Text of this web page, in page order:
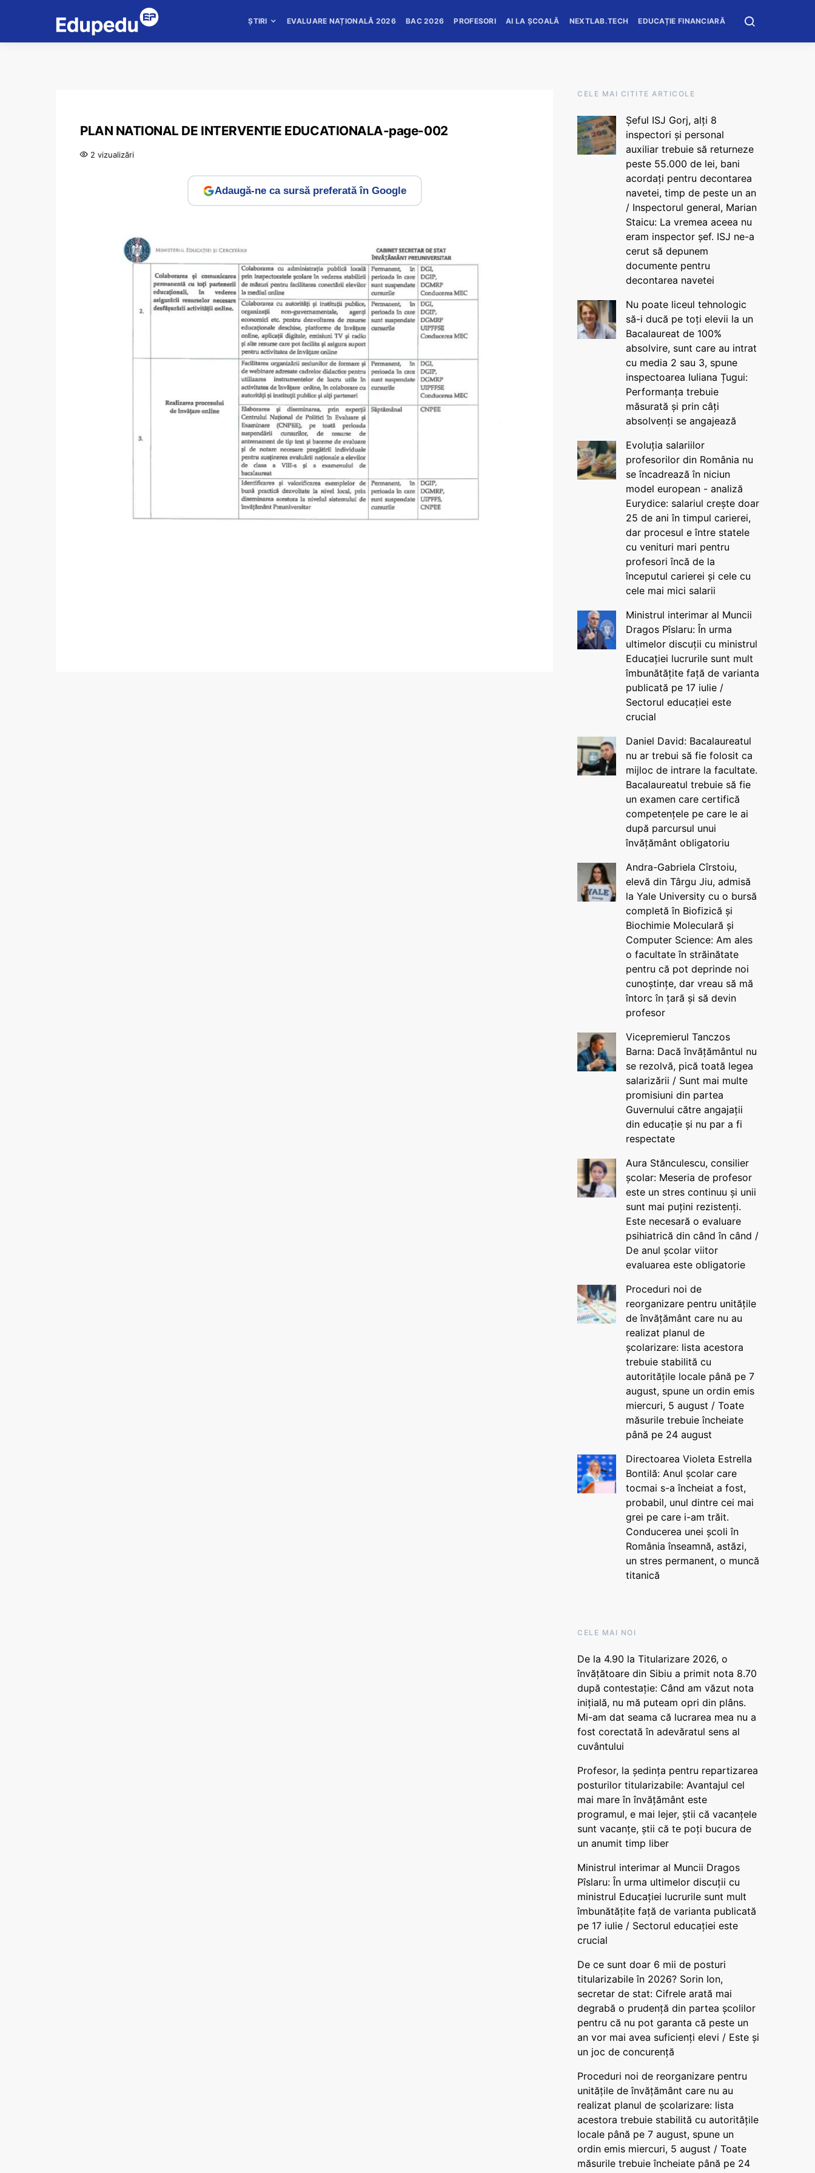
ȘTIRI EVALUARE NAȚIONALĂ 2026 BAC 2026 PROFESORI AI LA ȘCOALĂ NEXTLAB.TECH EDUCAȚIE FINANCIARĂ
PLAN NATIONAL DE INTERVENTIE EDUCATIONALA-page-002
2 vizualizări
Adaugă-ne ca sursă preferată în Google
CELE MAI CITITE ARTICOLE
Șeful ISJ Gorj, alți 8
inspectori și personal
auxiliar trebuie să returneze
peste 55.000 de lei, bani
acordați pentru decontarea
navetei, timp de peste un an
/ Inspectorul general, Marian
Staicu: La vremea aceea nu
eram inspector șef. ISJ ne-a
cerut să depunem
documente pentru
decontarea navetei
Nu poate liceul tehnologic
să-i ducă pe toți elevii la un
Bacalaureat de 100%
absolvire, sunt care au intrat
cu media 2 sau 3, spune
inspectoarea Iuliana Țugui:
Performanța trebuie
măsurată și prin câți
absolvenți se angajează
Evoluția salariilor
profesorilor din România nu
se încadrează în niciun
model european - analiză
Eurydice: salariul crește doar
25 de ani în timpul carierei,
dar procesul e între statele
cu venituri mari pentru
profesori încă de la
începutul carierei și cele cu
cele mai mici salarii
Ministrul interimar al Muncii
Dragos Pîslaru: În urma
ultimelor discuții cu ministrul
Educației lucrurile sunt mult
îmbunătățite față de varianta
publicată pe 17 iulie /
Sectorul educației este
crucial
Daniel David: Bacalaureatul
nu ar trebui să fie folosit ca
mijloc de intrare la facultate.
Bacalaureatul trebuie să fie
un examen care certifică
competențele pe care le ai
după parcursul unui
învățământ obligatoriu
Andra-Gabriela Cîrstoiu,
elevă din Târgu Jiu, admisă
la Yale University cu o bursă
completă în Biofizică și
Biochimie Moleculară și
Computer Science: Am ales
o facultate în străinătate
pentru că pot deprinde noi
cunoștințe, dar vreau să mă
întorc în țară și să devin
profesor
Vicepremierul Tanczos
Barna: Dacă învățământul nu
se rezolvă, pică toată legea
salarizării / Sunt mai multe
promisiuni din partea
Guvernului către angajații
din educație și nu par a fi
respectate
Aura Stănculescu, consilier
școlar: Meseria de profesor
este un stres continuu și unii
sunt mai puțini rezistenți.
Este necesară o evaluare
psihiatrică din când în când /
De anul școlar viitor
evaluarea este obligatorie
Proceduri noi de
reorganizare pentru unitățile
de învățământ care nu au
realizat planul de
școlarizare: lista acestora
trebuie stabilită cu
autoritățile locale până pe 7
august, spune un ordin emis
miercuri, 5 august / Toate
măsurile trebuie încheiate
până pe 24 august
Directoarea Violeta Estrella
Bontilă: Anul școlar care
tocmai s-a încheiat a fost,
probabil, unul dintre cei mai
grei pe care i-am trăit.
Conducerea unei școli în
România înseamnă, astăzi,
un stres permanent, o muncă
titanică
CELE MAI NOI
De la 4.90 la Titularizare 2026, o
învățătoare din Sibiu a primit nota 8.70
după contestație: Când am văzut nota
inițială, nu mă puteam opri din plâns.
Mi-am dat seama că lucrarea mea nu a
fost corectată în adevăratul sens al
cuvântului
Profesor, la ședința pentru repartizarea
posturilor titularizabile: Avantajul cel
mai mare în învățământ este
programul, e mai lejer, știi că vacanțele
sunt vacanţe, știi că te poți bucura de
un anumit timp liber
Ministrul interimar al Muncii Dragos
Pîslaru: În urma ultimelor discuții cu
ministrul Educației lucrurile sunt mult
îmbunătățite față de varianta publicată
pe 17 iulie / Sectorul educației este
crucial
De ce sunt doar 6 mii de posturi
titularizabile în 2026? Sorin Ion,
secretar de stat: Cifrele arată mai
degrabă o prudență din partea școlilor
pentru că nu pot garanta că peste un
an vor mai avea suficienți elevi / Este și
un joc de concurență
Proceduri noi de reorganizare pentru
unitățile de învățământ care nu au
realizat planul de școlarizare: lista
acestora trebuie stabilită cu autoritățile
locale până pe 7 august, spune un
ordin emis miercuri, 5 august / Toate
măsurile trebuie încheiate până pe 24